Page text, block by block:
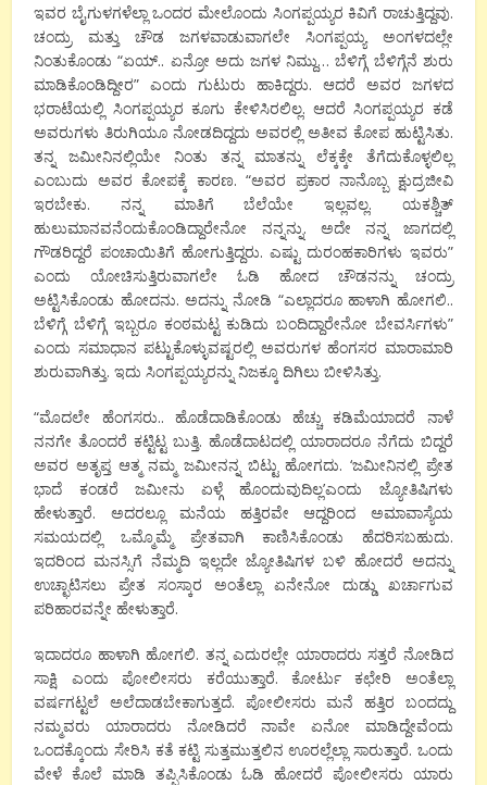
ಇವರ ಬೈಗುಳಗಳೆಲ್ಲಾ ಒಂದರ ಮೇಲೊಂದು ಸಿಂಗಪ್ಪಯ್ಯರ ಕಿವಿಗೆ ರಾಚುತ್ತಿದ್ದವು.
ಚಂದ್ರು ಮತ್ತು ಚೌಡ ಜಗಳವಾಡುವಾಗಲೇ ಸಿಂಗಪ್ಪಯ್ಯ ಅಂಗಳದಲ್ಲೇ
ನಿಂತುಕೊಂಡು “ಏಯ್.. ಏನ್ರೋ ಅದು ಜಗಳ ನಿಮ್ದು… ಬೆಳಿಗ್ಗೆ ಬೆಳಿಗ್ಗೆನೆ ಶುರು
ಮಾಡಿಕೊಂಡಿದ್ದೀರ” ಎಂದು ಗುಟುರು ಹಾಕಿದ್ದರು. ಆದರೆ ಅವರ ಜಗಳದ
ಭರಾಟೆಯಲ್ಲಿ ಸಿಂಗಪ್ಪಯ್ಯರ ಕೂಗು ಕೇಳಿಸಿರಲಿಲ್ಲ. ಆದರೆ ಸಿಂಗಪ್ಪಯ್ಯರ ಕಡೆ
ಅವರುಗಳು ತಿರುಗಿಯೂ ನೋಡದಿದ್ದದು ಅವರಲ್ಲಿ ಅತೀವ ಕೋಪ ಹುಟ್ಟಿಸಿತು.
ತನ್ನ ಜಮೀನಿನಲ್ಲಿಯೇ ನಿಂತು ತನ್ನ ಮಾತನ್ನು ಲೆಕ್ಕಕ್ಕೇ ತೆಗೆದುಕೊಳ್ಳಲಿಲ್ಲ
ಎಂಬುದು ಅವರ ಕೋಪಕ್ಕೆ ಕಾರಣ. “ಅವರ ಪ್ರಕಾರ ನಾನೊಬ್ಬ ಕ್ಷುದ್ರಜೀವಿ
ಇರಬೇಕು. ನನ್ನ ಮಾತಿಗೆ ಬೆಲೆಯೇ ಇಲ್ಲವಲ್ಲ. ಯಕಶ್ಚಿತ್
ಹುಲುಮಾನವನೆಂದುಕೊಂಡಿದ್ದಾರೇನೋ ನನ್ನನ್ನು. ಅದೇ ನನ್ನ ಜಾಗದಲ್ಲಿ
ಗೌಡರಿದ್ದರೆ ಪಂಚಾಯಿತಿಗೆ ಹೋಗುತ್ತಿದ್ದರು. ಎಷ್ಟು ದುರಂಹಕಾರಿಗಳು ಇವರು”
ಎಂದು ಯೋಚಿಸುತ್ತಿರುವಾಗಲೇ ಓಡಿ ಹೋದ ಚೌಡನನ್ನು ಚಂದ್ರು
ಅಟ್ಟಿಸಿಕೊಂಡು ಹೋದನು. ಅದನ್ನು ನೋಡಿ “ಎಲ್ಲಾದರೂ ಹಾಳಾಗಿ ಹೋಗಲಿ..
ಬೆಳಿಗ್ಗೆ ಬೆಳಿಗ್ಗೆ ಇಬ್ಬರೂ ಕಂಠಮಟ್ಟ ಕುಡಿದು ಬಂದಿದ್ದಾರೇನೋ ಬೇವರ್ಸಿಗಳು”
ಎಂದು ಸಮಾಧಾನ ಪಟ್ಟುಕೊಳ್ಳುವಷ್ಟರಲ್ಲಿ ಅವರುಗಳ ಹೆಂಗಸರ ಮಾರಾಮಾರಿ
ಶುರುವಾಗಿತ್ತು. ಇದು ಸಿಂಗಪ್ಪಯ್ಯರನ್ನು ನಿಜಕ್ಕೂ ದಿಗಿಲು ಬೀಳಿಸಿತ್ತು.
“ಮೊದಲೇ ಹೆಂಗಸರು.. ಹೊಡೆದಾಡಿಕೊಂಡು ಹೆಚ್ಚು ಕಡಿಮೆಯಾದರೆ ನಾಳೆ
ನನಗೇ ತೊಂದರೆ ಕಟ್ಟಿಟ್ಟ ಬುತ್ತಿ. ಹೊಡೆದಾಟದಲ್ಲಿ ಯಾರಾದರೂ ನೆಗೆದು ಬಿದ್ದರೆ
ಅವರ ಅತೃಪ್ತ ಆತ್ಮ ನಮ್ಮ ಜಮೀನನ್ನ ಬಿಟ್ಟು ಹೋಗದು. ‘ಜಮೀನಿನಲ್ಲಿ ಪ್ರೇತ
ಭಾದೆ ಕಂಡರೆ ಜಮೀನು ಏಳ್ಗೆ ಹೊಂದುವುದಿಲ್ಲ’ಎಂದು ಜ್ಯೋತಿಷಿಗಳು
ಹೇಳುತ್ತಾರೆ. ಅದರಲ್ಲೂ ಮನೆಯ ಹತ್ತಿರವೇ ಆದ್ದರಿಂದ ಅಮಾವಾಸ್ಯೆಯ
ಸಮಯದಲ್ಲಿ ಒಮ್ಮೊಮ್ಮೆ ಪ್ರೇತವಾಗಿ ಕಾಣಿಸಿಕೊಂಡು ಹೆದರಿಸಬಹುದು.
ಇದರಿಂದ ಮನಸ್ಸಿಗೆ ನೆಮ್ಮದಿ ಇಲ್ಲದೇ ಜ್ಯೋತಿಷಿಗಳ ಬಳಿ ಹೋದರೆ ಅದನ್ನು
ಉಚ್ಛಾಟಿಸಲು ಪ್ರೇತ ಸಂಸ್ಕಾರ ಅಂತೆಲ್ಲಾ ಏನೇನೋ ದುಡ್ಡು ಖರ್ಚಾಗುವ
ಪರಿಹಾರವನ್ನೇ ಹೇಳುತ್ತಾರೆ.
ಇದಾದರೂ ಹಾಳಾಗಿ ಹೋಗಲಿ. ತನ್ನ ಎದುರಲ್ಲೇ ಯಾರಾದರು ಸತ್ತರೆ ನೋಡಿದ
ಸಾಕ್ಷಿ ಎಂದು ಪೋಲೀಸರು ಕರೆಯುತ್ತಾರೆ. ಕೋರ್ಟು ಕಛೇರಿ ಅಂತೆಲ್ಲಾ
ವರ್ಷಗಟ್ಟಲೆ ಅಲೆದಾಡಬೇಕಾಗುತ್ತದೆ. ಪೋಲೀಸರು ಮನೆ ಹತ್ತಿರ ಬಂದದ್ದು
ನಮ್ಮವರು ಯಾರಾದರು ನೋಡಿದರೆ ನಾವೇ ಏನೋ ಮಾಡಿದ್ದೇವೆಂದು
ಒಂದಕ್ಕೊಂದು ಸೇರಿಸಿ ಕತೆ ಕಟ್ಟಿ ಸುತ್ತಮುತ್ತಲಿನ ಊರಲ್ಲೆಲ್ಲಾ ಸಾರುತ್ತಾರೆ. ಒಂದು
ವೇಳೆ ಕೊಲೆ ಮಾಡಿ ತಪ್ಪಿಸಿಕೊಂಡು ಓಡಿ ಹೋದರೆ ಪೋಲೀಸರು ಯಾರು